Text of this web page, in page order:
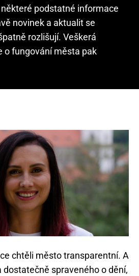
podstatné informace
novinek a aktualit se
rozlišují. Veškerá
o fungování města pak
chtěli město transparentní. A
spraveného o dění,